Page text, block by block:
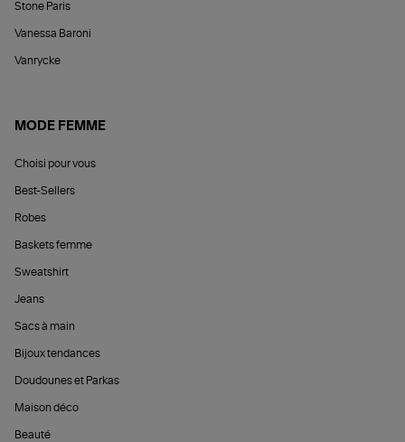
Stone Paris
Vanessa Baroni
Vanrycke
MODE FEMME
Choisi pour vous
Best-Sellers
Robes
Baskets femme
Sweatshirt
Jeans
Sacs à main
Bijoux tendances
Doudounes et Parkas
Maison déco
Beauté